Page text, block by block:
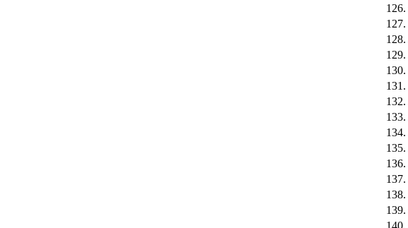
126.
127.
128.
129.
130.
131.
132.
133.
134.
135.
136.
137.
138.
139.
140.